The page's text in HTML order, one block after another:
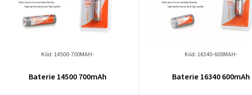
Baterie 14500 700mAh
Kód: 14500-700MAH-
Baterie 16340 600mAh
Kód: 16340-600MAH-